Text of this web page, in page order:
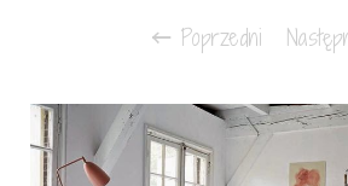
Poprzedni